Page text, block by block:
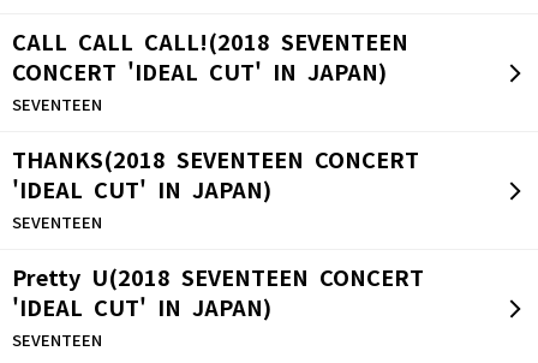
CALL CALL CALL!(2018 SEVENTEEN
CONCERT 'IDEAL CUT' IN JAPAN)
SEVENTEEN
THANKS(2018 SEVENTEEN CONCERT
'IDEAL CUT' IN JAPAN)
SEVENTEEN
Pretty U(2018 SEVENTEEN CONCERT
'IDEAL CUT' IN JAPAN)
SEVENTEEN